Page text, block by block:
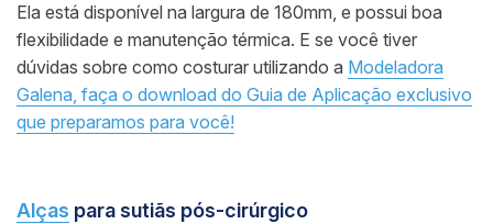
Ela está disponível na largura de 180mm, e possui boa
flexibilidade e manutenção térmica. E se você tiver
dúvidas sobre como costurar utilizando a Modeladora
Galena, faça o download do Guia de Aplicação exclusivo
que preparamos para você!
Alças para sutiãs pós-cirúrgico